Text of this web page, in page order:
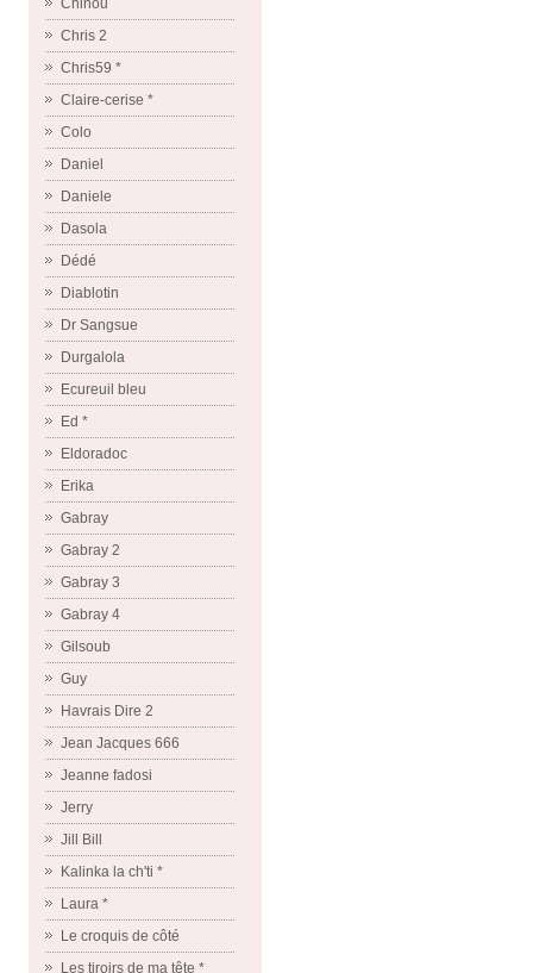
Chinou
Chris 2
Chris59 *
Claire-cerise *
Colo
Daniel
Daniele
Dasola
Dédé
Diablotin
Dr Sangsue
Durgalola
Ecureuil bleu
Ed *
Eldoradoc
Erika
Gabray
Gabray 2
Gabray 3
Gabray 4
Gilsoub
Guy
Havrais Dire 2
Jean Jacques 666
Jeanne fadosi
Jerry
Jill Bill
Kalinka la ch'ti *
Laura *
Le croquis de côté
Les tiroirs de ma tête *